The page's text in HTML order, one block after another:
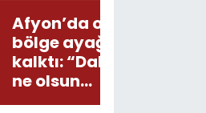
Afyon’da o
bölge ayağa
kalktı: “Daha
ne olsun
istiyorsunuz?”